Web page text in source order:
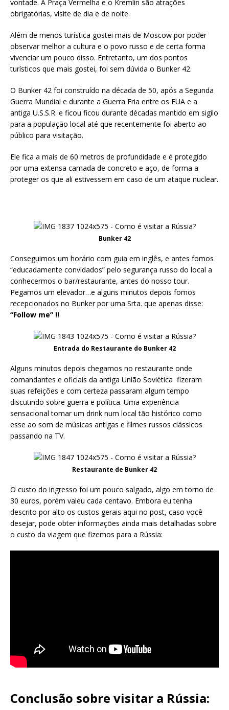
vontade. A Praça Vermelha e o Kremlin são atrações
obrigatórias, visite de dia e de noite.
Além de menos turística gostei mais de Moscow por poder
observar melhor a cultura e o povo russo e de certa forma
vivenciar um pouco disso. Entretanto, um dos pontos
turísticos que mais gostei, foi sem dúvida o Bunker 42.
O Bunker 42 foi construído na década de 50, após a Segunda
Guerra Mundial e durante a Guerra Fria entre os EUA e a
antiga U.S.S.R. e ficou ficou durante décadas mantido em sigilo
para a população local até que recentemente foi aberto ao
público para visitação.
Ele fica a mais de 60 metros de profundidade e é protegido
por uma extensa camada de concreto e aço, de forma a
proteger os que ali estivessem em caso de um ataque nuclear.
Bunker 42
Conseguimos um horário com guia em inglês, e antes fomos
“educadamente convidados” pelo segurança russo do local a
conhecermos o bar/restaurante, antes do nosso tour.
Pegamos um elevador…e alguns minutos depois fomos
recepcionados no Bunker por uma Srta. que apenas disse:
“Follow me” !!
Entrada do Restaurante do Bunker 42
Alguns minutos depois chegamos no restaurante onde
comandantes e oficiais da antiga União Soviética fizeram
suas refeições e com certeza passaram algum tempo
discutindo sobre guerra e política. Uma experiência
sensacional tomar um drink num local tão histórico como
esse ao som de músicas antigas e filmes russos clássicos
passando na TV.
Restaurante de Bunker 42
O custo do ingresso foi um pouco salgado, algo em torno de
30 euros, porém valeu cada centavo. Embora eu tenha
descrito por alto os custos gerais aqui no post, caso você
desejar, pode obter informações ainda mais detalhadas sobre
o custo da viagem que fizemos para a Rússia:
Conclusão sobre visitar a Rússia: